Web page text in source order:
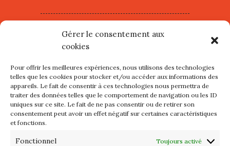
Gérer le consentement aux
cookies
Pour offrir les meilleures expériences, nous utilisons des technologies
telles que les cookies pour stocker et/ou accéder aux informations des
appareils. Le fait de consentir à ces technologies nous permettra de
traiter des données telles que le comportement de navigation ou les ID
uniques sur ce site. Le fait de ne pas consentir ou de retirer son
consentement peut avoir un effet négatif sur certaines caractéristiques
et fonctions.
Fonctionnel Toujours activé
mercredi 12 et jeudi 13 août
2026
Les petits formats du Port
d’Orange : Mercredi 22 juillet de
10h à 20h